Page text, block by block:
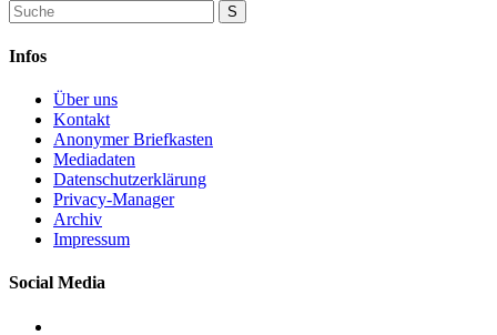
Infos
Über uns
Kontakt
Anonymer Briefkasten
Mediadaten
Datenschutzerklärung
Privacy-Manager
Archiv
Impressum
Social Media